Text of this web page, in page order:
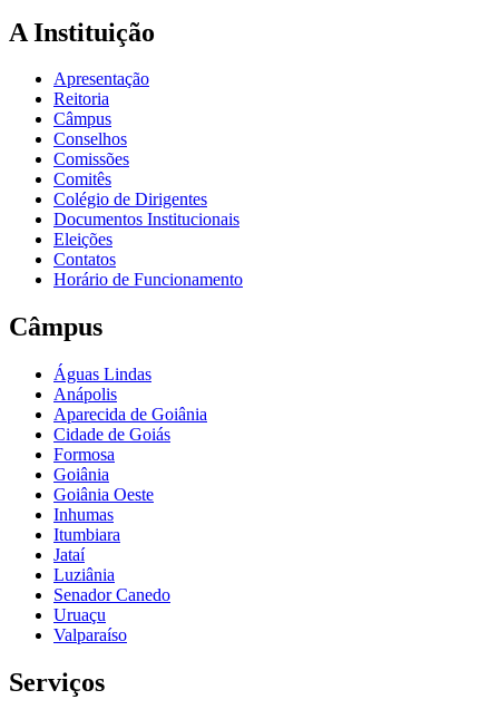
A Instituição
Apresentação
Reitoria
Câmpus
Conselhos
Comissões
Comitês
Colégio de Dirigentes
Documentos Institucionais
Eleições
Contatos
Horário de Funcionamento
Câmpus
Águas Lindas
Anápolis
Aparecida de Goiânia
Cidade de Goiás
Formosa
Goiânia
Goiânia Oeste
Inhumas
Itumbiara
Jataí
Luziânia
Senador Canedo
Uruaçu
Valparaíso
Serviços